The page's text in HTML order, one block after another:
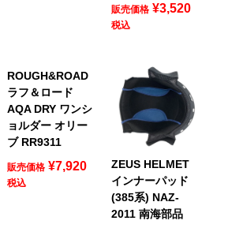
販売価格 ¥3,520
税込
ROUGH&ROAD
ラフ＆ロード
AQA DRY ワンシ
ョルダー オリー
ブ RR9311
販売価格 ¥7,920
税込
ZEUS HELMET
インナーパッド
(385系) NAZ-
2011 南海部品